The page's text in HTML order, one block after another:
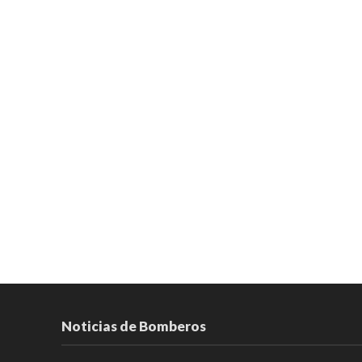
Noticias de Bomberos